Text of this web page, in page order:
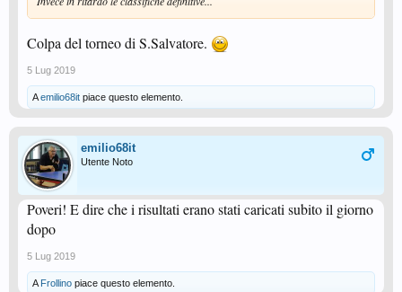
Colpa del torneo di S.Salvatore.
5 Lug 2019
Aemilio68it piace questo elemento.
emilio68it
Utente Noto
Poveri! E dire che i risultati erano stati caricati subito il giorno
dopo
5 Lug 2019
A Frollino piace questo elemento.